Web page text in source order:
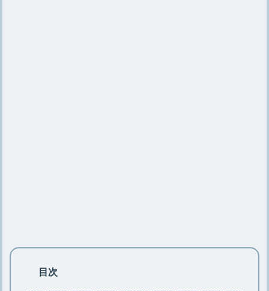
キャンプ用鉄板のお手入れ方法や選び
目次